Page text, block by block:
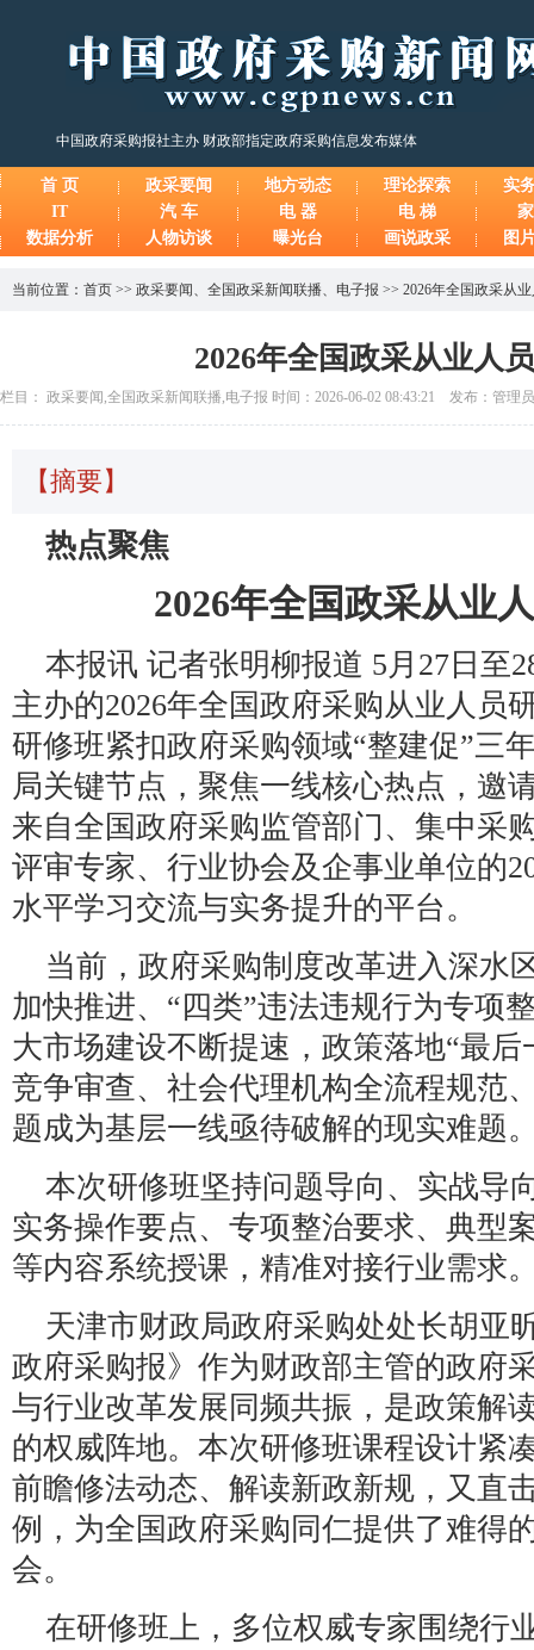
中国政府采购报社主办 财政部指定政府采购信息发布媒体
首 页 政采要闻 地方动态 理论探索
实
IT
汽 车 电 器 电 梯
数据分析
人物访谈 曝光台 画说政采 图
当前位置： 首页 >> 政采要闻 、 全国政采新闻联播、 电子报 >> 2026年全国政采从
2026年全国政采从业人
栏目： 政采要闻,全国政采新闻联播,电子报 时间：2026-06-02 08:43:21 发布：管理
【摘要】
热点聚焦
2026年全国政采从业
本报讯 记者张明柳报道 5月27日至
主办的2026年全国政府采购从业人员
研修班紧扣政府采购领域“整建促”三
局关键节点，聚焦一线核心热点，邀
来自全国政府采购监管部门、集中采
评审专家、行业协会及企事业单位的
水平学习交流与实务提升的平台。
当前，政府采购制度改革进入深水
加快推进、“四类”违法违规行为专项
大市场建设不断提速，政策落地“最
竞争审查、社会代理机构全流程规范
题成为基层一线亟待破解的现实难题
本次研修班坚持问题导向、实战导
实务操作要点、专项整治要求、典型
等内容系统授课，精准对接行业需求
天津市财政局政府采购处处长胡亚
政府采购报》作为财政部主管的政府
与行业改革发展同频共振，是政策解
的权威阵地。本次研修班课程设计紧
前瞻修法动态、解读新政新规，又直
例，为全国政府采购同仁提供了难得
会。
在研修班上，多位权威专家围绕行